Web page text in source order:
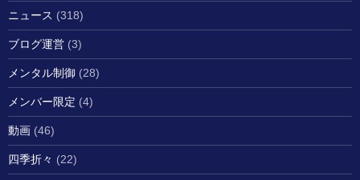
ニュース (318)
ブログ運営 (3)
メンタル制御 (28)
メンバー限定 (4)
動画 (46)
四季折々 (22)